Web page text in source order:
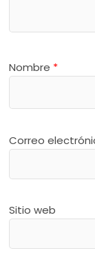
Nombre *
Correo
Sitio web